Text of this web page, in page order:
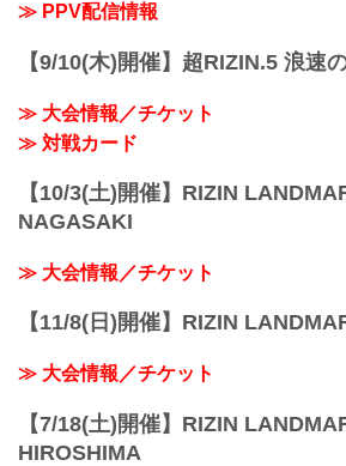
≫ PPV配信情報
【9/10(木)開催】超RIZIN.5 浪速
≫ 大会情報／チケット
≫ 対戦カード
【10/3(土)開催】RIZIN
NAGASAKI
≫ 大会情報／チケット
【11/8(日)開催】RIZIN
≫ 大会情報／チケット
【7/18(土)開催】RIZIN
HIROSHIMA